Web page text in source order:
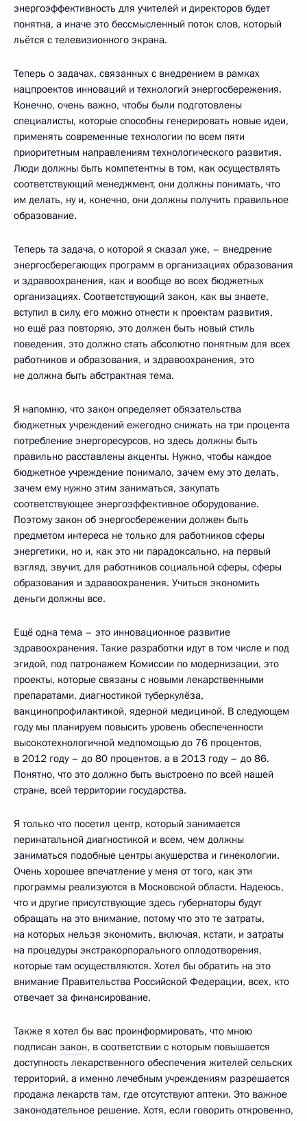
энергоэффективность для учителей и директоров будет
понятна, а иначе это бессмысленный поток слов, который
льётся с телевизионного экрана.
Теперь о задачах, связанных с внедрением в рамках
нацпроектов инноваций и технологий энергосбережения.
Конечно, очень важно, чтобы были подготовлены
специалисты, которые способны генерировать новые идеи,
применять современные технологии по всем пяти
приоритетным направлениям технологического развития.
Люди должны быть компетентны в том, как осуществлять
соответствующий менеджмент, они должны понимать, что
им делать, ну и, конечно, они должны получить правильное
образование.
Теперь та задача, о которой я сказал уже, – внедрение
энергосберегающих программ в организациях образования
и здравоохранения, как и вообще во всех бюджетных
организациях. Соответствующий закон, как вы знаете,
вступил в силу, его можно отнести к проектам развития,
но ещё раз повторяю, это должен быть новый стиль
поведения, это должно стать абсолютно понятным для всех
работников и образования, и здравоохранения, это
не должна быть абстрактная тема.
Я напомню, что закон определяет обязательства
бюджетных учреждений ежегодно снижать на три процента
потребление энергоресурсов, но здесь должны быть
правильно расставлены акценты. Нужно, чтобы каждое
бюджетное учреждение понимало, зачем ему это делать,
зачем ему нужно этим заниматься, закупать
соответствующее энергоэффективное оборудование.
Поэтому закон об энергосбережении должен быть
предметом интереса не только для работников сферы
энергетики, но и, как это ни парадоксально, на первый
взгляд, звучит, для работников социальной сферы, сферы
образования и здравоохранения. Учиться экономить
деньги должны все.
Ещё одна тема – это инновационное развитие
здравоохранения. Такие разработки идут в том числе и под
эгидой, под патронажем Комиссии по модернизации, это
проекты, которые связаны с новыми лекарственными
препаратами, диагностикой туберкулёза,
вакцинопрофилактикой, ядерной медициной. В следующем
году мы планируем повысить уровень обеспеченности
высокотехнологичной медпомощью до 76 процентов,
в 2012 году – до 80 процентов, а в 2013 году – до 86.
Понятно, что это должно быть выстроено по всей нашей
стране, всей территории государства.
Я только что посетил центр, который занимается
перинатальной диагностикой и всем, чем должны
заниматься подобные центры акушерства и гинекологии.
Очень хорошее впечатление у меня от того, как эти
программы реализуются в Московской области. Надеюсь,
что и другие присутствующие здесь губернаторы будут
обращать на это внимание, потому что это те затраты,
на которых нельзя экономить, включая, кстати, и затраты
на процедуры экстракорпорального оплодотворения,
которые там осуществляются. Хотел бы обратить на это
внимание Правительства Российской Федерации, всех, кто
отвечает за финансирование.
Также я хотел бы вас проинформировать, что мною
подписан закон, в соответствии с которым повышается
доступность лекарственного обеспечения жителей сельских
территорий, а именно лечебным учреждениям разрешается
продажа лекарств там, где отсутствуют аптеки. Это важное
законодательное решение. Хотя, если говорить откровенно,